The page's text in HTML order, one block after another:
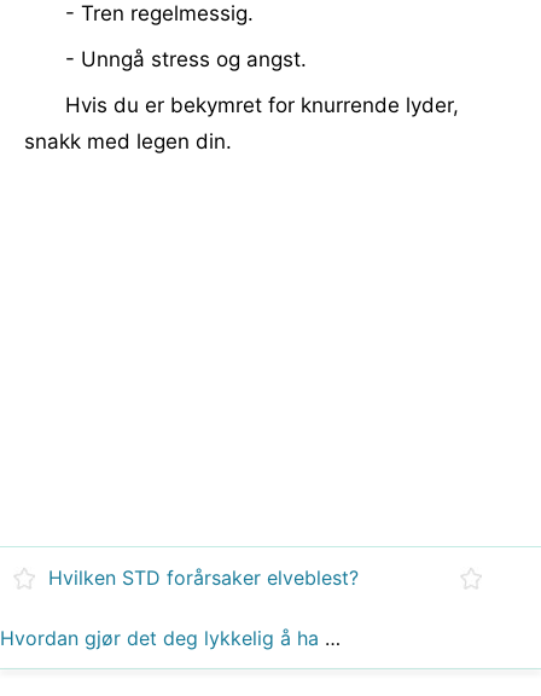
- Tren regelmessig.
- Unngå stress og angst.
Hvis du er bekymret for knurrende lyder,
snakk med legen din.
Hvilken STD forårsaker elveblest?
Hvordan gjør det deg lykkelig å ha et kjæledyr?